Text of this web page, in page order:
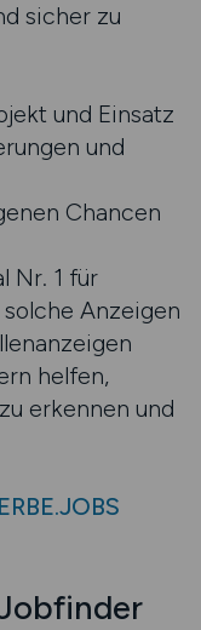
sicher zu
und Einsatz
und
Chancen
Nr. 1 für
Anzeigen
helfen,
erkennen und
Jobfinder